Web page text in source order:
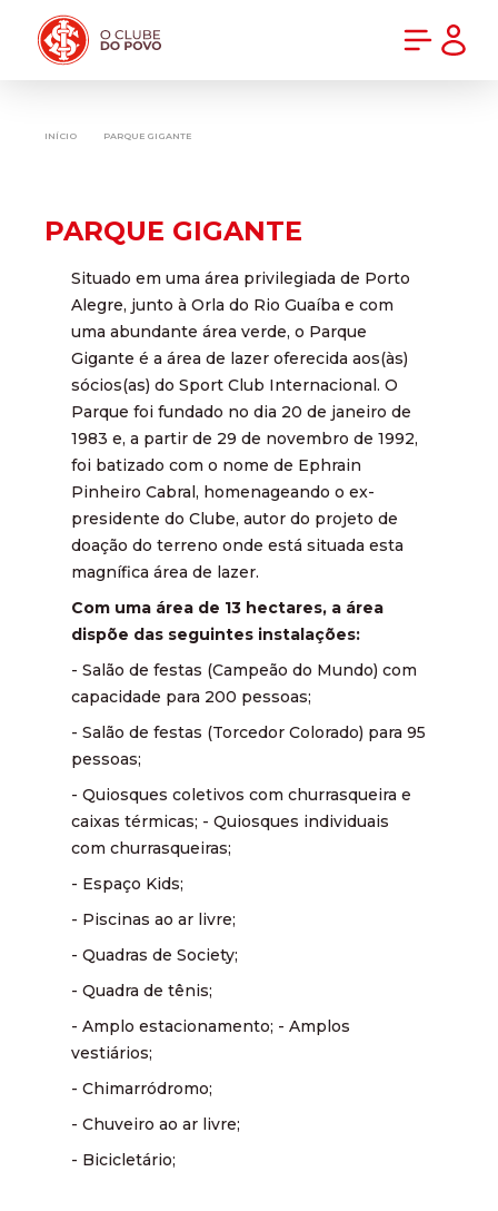
INÍCIO PARQUE GIGANTE
PARQUE GIGANTE
Situado em uma área privilegiada de Porto
Alegre, junto à Orla do Rio Guaíba e com
uma abundante área verde, o Parque
Gigante é a área de lazer oferecida aos(às)
sócios(as) do Sport Club Internacional. O
Parque foi fundado no dia 20 de janeiro de
1983 e, a partir de 29 de novembro de 1992,
foi batizado com o nome de Ephrain
Pinheiro Cabral, homenageando o ex-
presidente do Clube, autor do projeto de
doação do terreno onde está situada esta
magnífica área de lazer.
Com uma área de 13 hectares, a área
dispõe das seguintes instalações:
- Salão de festas (Campeão do Mundo) com
capacidade para 200 pessoas;
- Salão de festas (Torcedor Colorado) para 95
pessoas;
- Quiosques coletivos com churrasqueira e
caixas térmicas; - Quiosques individuais
com churrasqueiras;
- Espaço Kids;
- Piscinas ao ar livre;
- Quadras de Society;
- Quadra de tênis;
- Amplo estacionamento; - Amplos
vestiários;
- Chimarródromo;
- Chuveiro ao ar livre;
- Bicicletário;